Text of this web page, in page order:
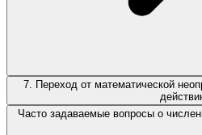
7. Переход от математической
Часто задаваемые вопросы о